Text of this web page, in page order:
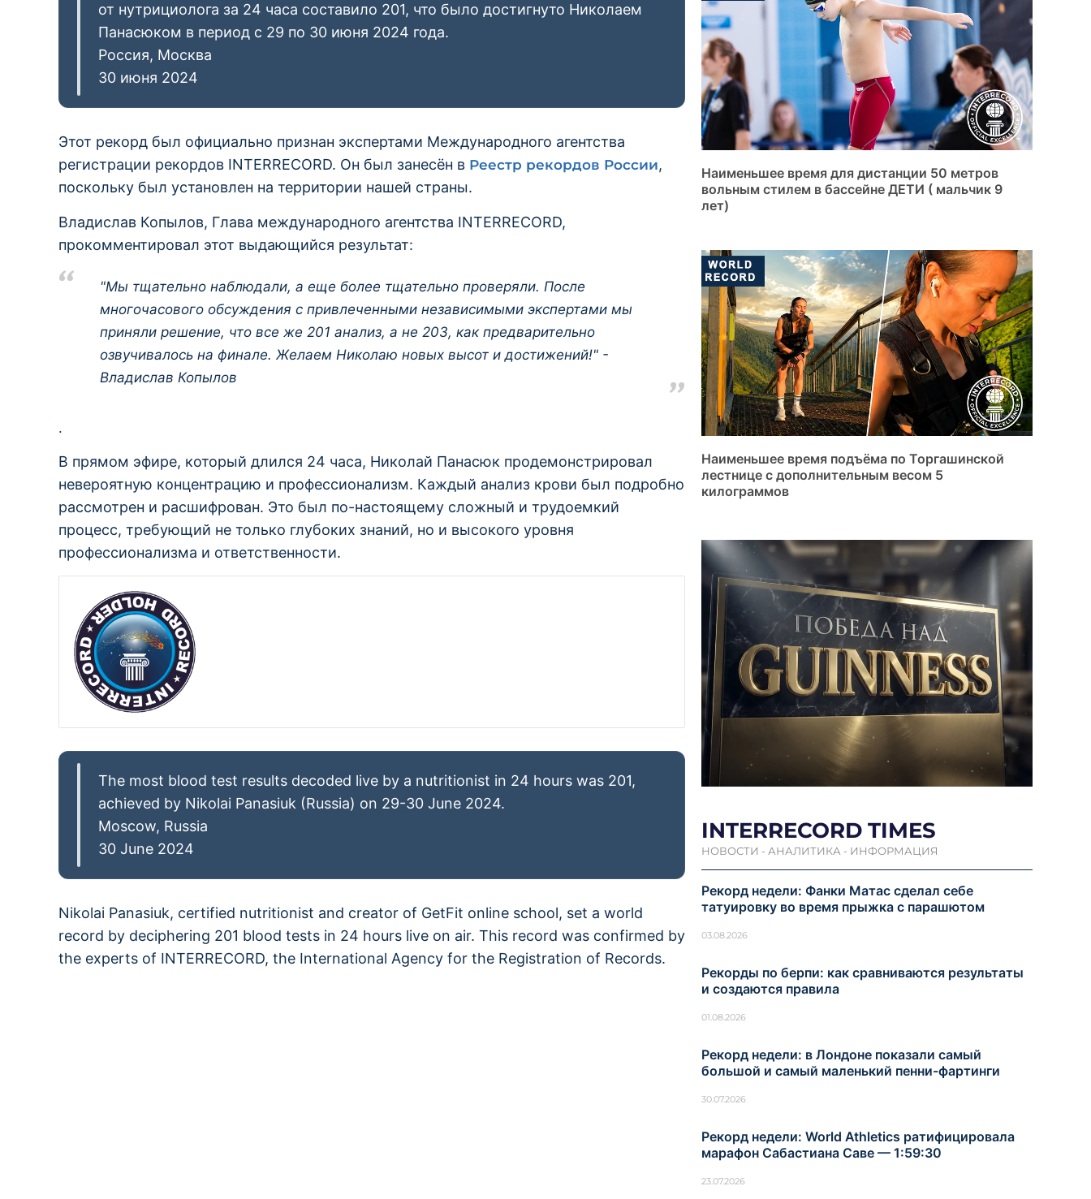
от нутрициолога за 24 часа составило 201, что было достигнуто Николаем
Панасюком в период с 29 по 30 июня 2024 года.
Россия, Москва
30 июня 2024
Этот рекорд был официально признан экспертами Международного агентства
регистрации рекордов INTERRECORD. Он был занесён в Реестр рекордов России,
поскольку был установлен на территории нашей страны.
Владислав Копылов, Глава международного агентства INTERRECORD,
прокомментировал этот выдающийся результат:
"Мы тщательно наблюдали, а еще более тщательно проверяли. После
многочасового обсуждения с привлеченными независимыми экспертами мы
приняли решение, что все же 201 анализ, а не 203, как предварительно
озвучивалось на финале. Желаем Николаю новых высот и достижений!" -
Владислав Копылов
.
В прямом эфире, который длился 24 часа, Николай Панасюк продемонстрировал
невероятную концентрацию и профессионализм. Каждый анализ крови был подробно
рассмотрен и расшифрован. Это был по-настоящему сложный и трудоемкий
процесс, требующий не только глубоких знаний, но и высокого уровня
профессионализма и ответственности.
The most blood test results decoded live by a nutritionist in 24 hours was 201,
achieved by Nikolai Panasiuk (Russia) on 29-30 June 2024.
Moscow, Russia
30 June 2024
Nikolai Panasiuk, certified nutritionist and creator of GetFit online school, set a world
record by deciphering 201 blood tests in 24 hours live on air. This record was confirmed by
the experts of INTERRECORD, the International Agency for the Registration of Records.
Наименьшее время для дистанции 50 метров
вольным стилем в бассейне ДЕТИ ( мальчик 9
лет)
Наименьшее время подъёма по Торгашинской
лестнице с дополнительным весом 5
килограммов
INTERRECORD TIMES
НОВОСТИ - АНАЛИТИКА - ИНФОРМАЦИЯ
Рекорд недели: Фанки Матас сделал себе
татуировку во время прыжка с парашютом
03.08.2026
Рекорды по берпи: как сравниваются результаты
и создаются правила
01.08.2026
Рекорд недели: в Лондоне показали самый
большой и самый маленький пенни-фартинги
30.07.2026
Рекорд недели: World Athletics ратифицировала
марафон Сабастиана Саве — 1:59:30
23.07.2026